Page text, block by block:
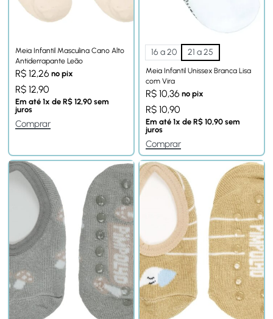
Meia Infantil Masculina Cano Alto
Antiderrapante Leão
R$ 12,26 no pix
R$ 12,90
Em até 1x de R$ 12,90 sem
juros
Comprar
16 a 20 21 a 25
Meia Infantil Unissex Branca Lisa
com Vira
R$ 10,36 no pix
R$ 10,90
Em até 1x de R$ 10,90 sem
juros
Comprar